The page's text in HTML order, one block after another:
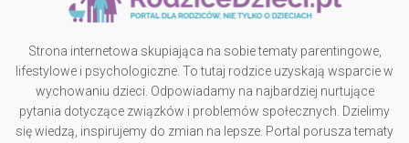
Strona internetowa skupiająca na sobie tematy parentingowe,
lifestylowe i psychologiczne. To tutaj rodzice uzyskają wsparcie w
wychowaniu dzieci. Odpowiadamy na najbardziej nurtujące
pytania dotyczące związków i problemów społecznych. Dzielimy
się wiedzą, inspirujemy do zmian na lepsze. Portal porusza tematy